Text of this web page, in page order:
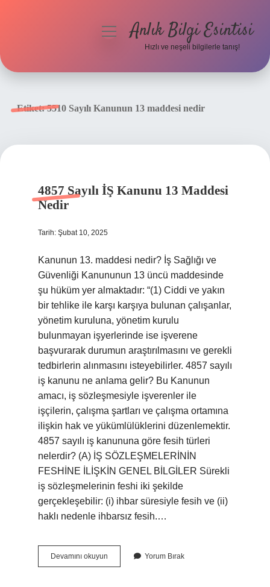
menüyüAnlık Bilgi Esintisi
Hızlı ve neşeli bilgilerle tanış!
Etiket:5510 Sayılı Kanunun 13 maddesi nedir
4857 Sayılı İŞ Kanunu 13 Maddesi
Nedir
Tarih: Şubat 10, 2025
Kanunun 13. maddesi nedir? İş Sağlığı ve
Güvenliği Kanununun 13 üncü maddesinde
şu hüküm yer almaktadır: “(1) Ciddi ve yakın
bir tehlike ile karşı karşıya bulunan çalışanlar,
yönetim kuruluna, yönetim kurulu
bulunmayan işyerlerinde ise işverene
başvurarak durumun araştırılmasını ve gerekli
tedbirlerin alınmasını isteyebilirler. 4857 sayılı
iş kanunu ne anlama gelir? Bu Kanunun
amacı, iş sözleşmesiyle işverenler ile
işçilerin, çalışma şartları ve çalışma ortamına
ilişkin hak ve yükümlülüklerini düzenlemektir.
4857 sayılı iş kanununa göre fesih türleri
nelerdir? (A) İŞ SÖZLEŞMELERİNİN
FESHİNE İLİŞKİN GENEL BİLGİLER Sürekli
iş sözleşmelerinin feshi iki şekilde
gerçekleşebilir: (i) ihbar süresiyle fesih ve (ii)
haklı nedenle ihbarsız fesih.…
Devamını okuyun
Sayılı
Yorum Bırak